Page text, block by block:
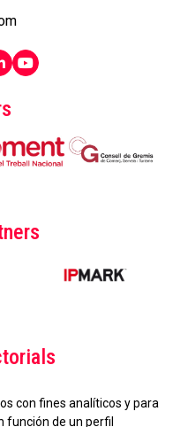
con fines analíticos y para
función de un perfil